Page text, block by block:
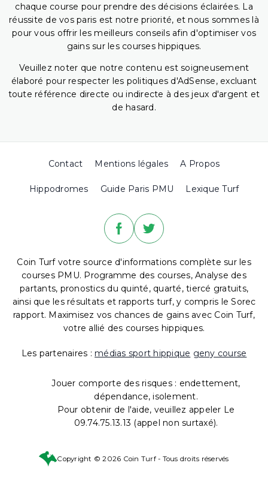
chaque course pour prendre des décisions éclairées. La
réussite de vos paris est notre priorité, et nous sommes là
pour vous offrir les meilleurs conseils afin d'optimiser vos
gains sur les courses hippiques.
Veuillez noter que notre contenu est soigneusement
élaboré pour respecter les politiques d'AdSense, excluant
toute référence directe ou indirecte à des jeux d'argent et
de hasard.
Contact Mentions légales A Propos
Hippodromes Guide Paris PMU Lexique Turf
Coin Turf votre source d'informations complète sur les
courses PMU. Programme des courses, Analyse des
partants, pronostics du quinté, quarté, tiercé gratuits,
ainsi que les résultats et rapports turf, y compris le Sorec
rapport. Maximisez vos chances de gains avec Coin Turf,
votre allié des courses hippiques.
Les partenaires : médias sport hippique geny course
Jouer comporte des risques : endettement,
dépendance, isolement.
Pour obtenir de l'aide, veuillez appeler Le
09.74.75.13.13 (appel non surtaxé).
Copyright © 2026 Coin Turf - Tous droits réservés